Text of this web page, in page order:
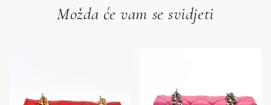
Možda će vam se svidjeti